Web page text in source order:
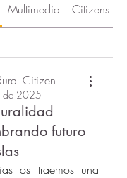
Multimedia Citizens
Citizen
de 2025
futuro